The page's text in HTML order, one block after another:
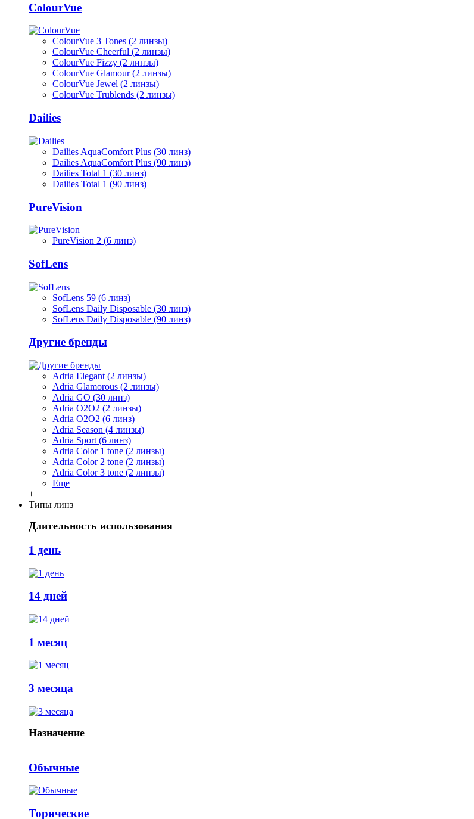
ColourVue
ColourVue 3 Tones (2 линзы)
ColourVue Cheerful (2 линзы)
ColourVue Fizzy (2 линзы)
ColourVue Glamour (2 линзы)
ColourVue Jewel (2 линзы)
ColourVue Trublends (2 линзы)
Dailies
Dailies AquaComfort Plus (30 линз)
Dailies AquaComfort Plus (90 линз)
Dailies Total 1 (30 линз)
Dailies Total 1 (90 линз)
PureVision
PureVision 2 (6 линз)
SofLens
SofLens 59 (6 линз)
SofLens Daily Disposable (30 линз)
SofLens Daily Disposable (90 линз)
Другие бренды
Adria Elegant (2 линзы)
Adria Glamorous (2 линзы)
Adria GO (30 линз)
Adria O2O2 (2 линзы)
Adria O2O2 (6 линз)
Adria Season (4 линзы)
Adria Sport (6 линз)
Adria Сolor 1 tone (2 линзы)
Adria Сolor 2 tone (2 линзы)
Adria Сolor 3 tone (2 линзы)
Еще
+
Типы линз
Длительность использования
1 день
14 дней
1 месяц
3 месяца
Назначение
Обычные
Торические